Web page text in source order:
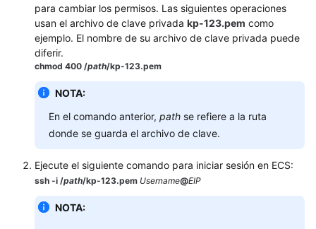
sesión
en
un
ECS
de
Linux
general
de
de
para cambiar los permisos. Las siguientes operaciones
usan el archivo de clave privada kp-123.pem como
ejemplo. El nombre de su archivo de clave privada puede
diferir.
chmod 400 /path/kp-123.pem
NOTA:
En el comando anterior, path se refiere a la ruta
donde se guarda el archivo de clave.
Ejecute el siguiente comando para iniciar sesión en ECS:
ssh -i /path/kp-123.pem Username@EIP
NOTA: